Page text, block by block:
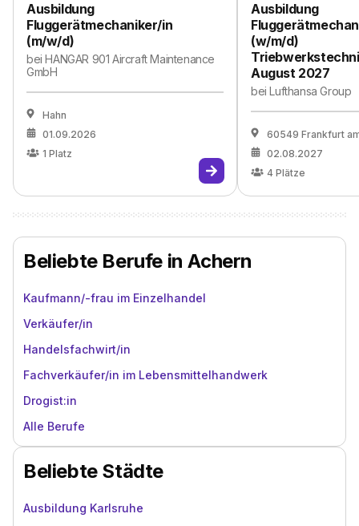
Ausbildung
Fluggerätmechaniker/in
(m/w/d)
beiHANGAR 901 Aircraft Maintenance
GmbH
Hahn
01.09.2026
1 Platz
Ausbildung
(w/m/d)
August 2027
beiLufthansa Group
60549 Frankfurt
02.08.2027
4 Plätze
Beliebte Berufe in Achern
Kaufmann/-frau im Einzelhandel
Verkäufer/in
Handelsfachwirt/in
Fachverkäufer/in im Lebensmittelhandwerk
Drogist:in
Alle Berufe
Beliebte Städte
Ausbildung Karlsruhe